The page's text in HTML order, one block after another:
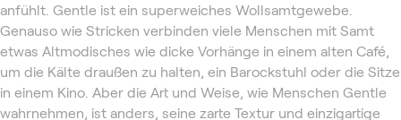
anfühlt. Gentle ist ein superweiches Wollsamtgewebe.
Genauso wie Stricken verbinden viele Menschen mit Samt
etwas Altmodisches wie dicke Vorhänge in einem alten Café,
um die Kälte draußen zu halten, ein Barockstuhl oder die Sitze
in einem Kino. Aber die Art und Weise, wie Menschen Gentle
wahrnehmen, ist anders, seine zarte Textur und einzigartige